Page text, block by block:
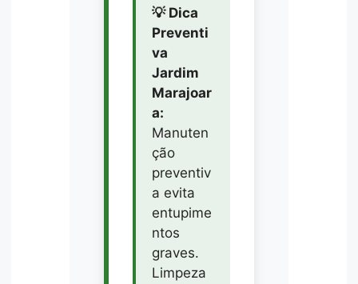
💡 Dica
Preventi
va
Jardim
Marajoar
a:
Manuten
ção
preventiv
a evita
entupime
ntos
graves.
Limpeza